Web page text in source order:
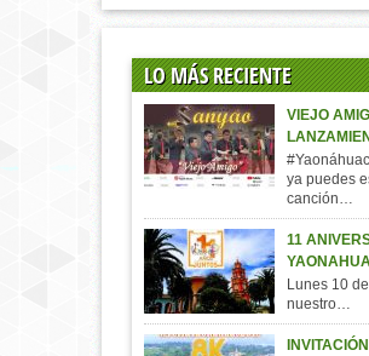
LO MÁS RECIENTE
VIEJO
ya puedes
canción…
11
Lunes 10
nuestro…